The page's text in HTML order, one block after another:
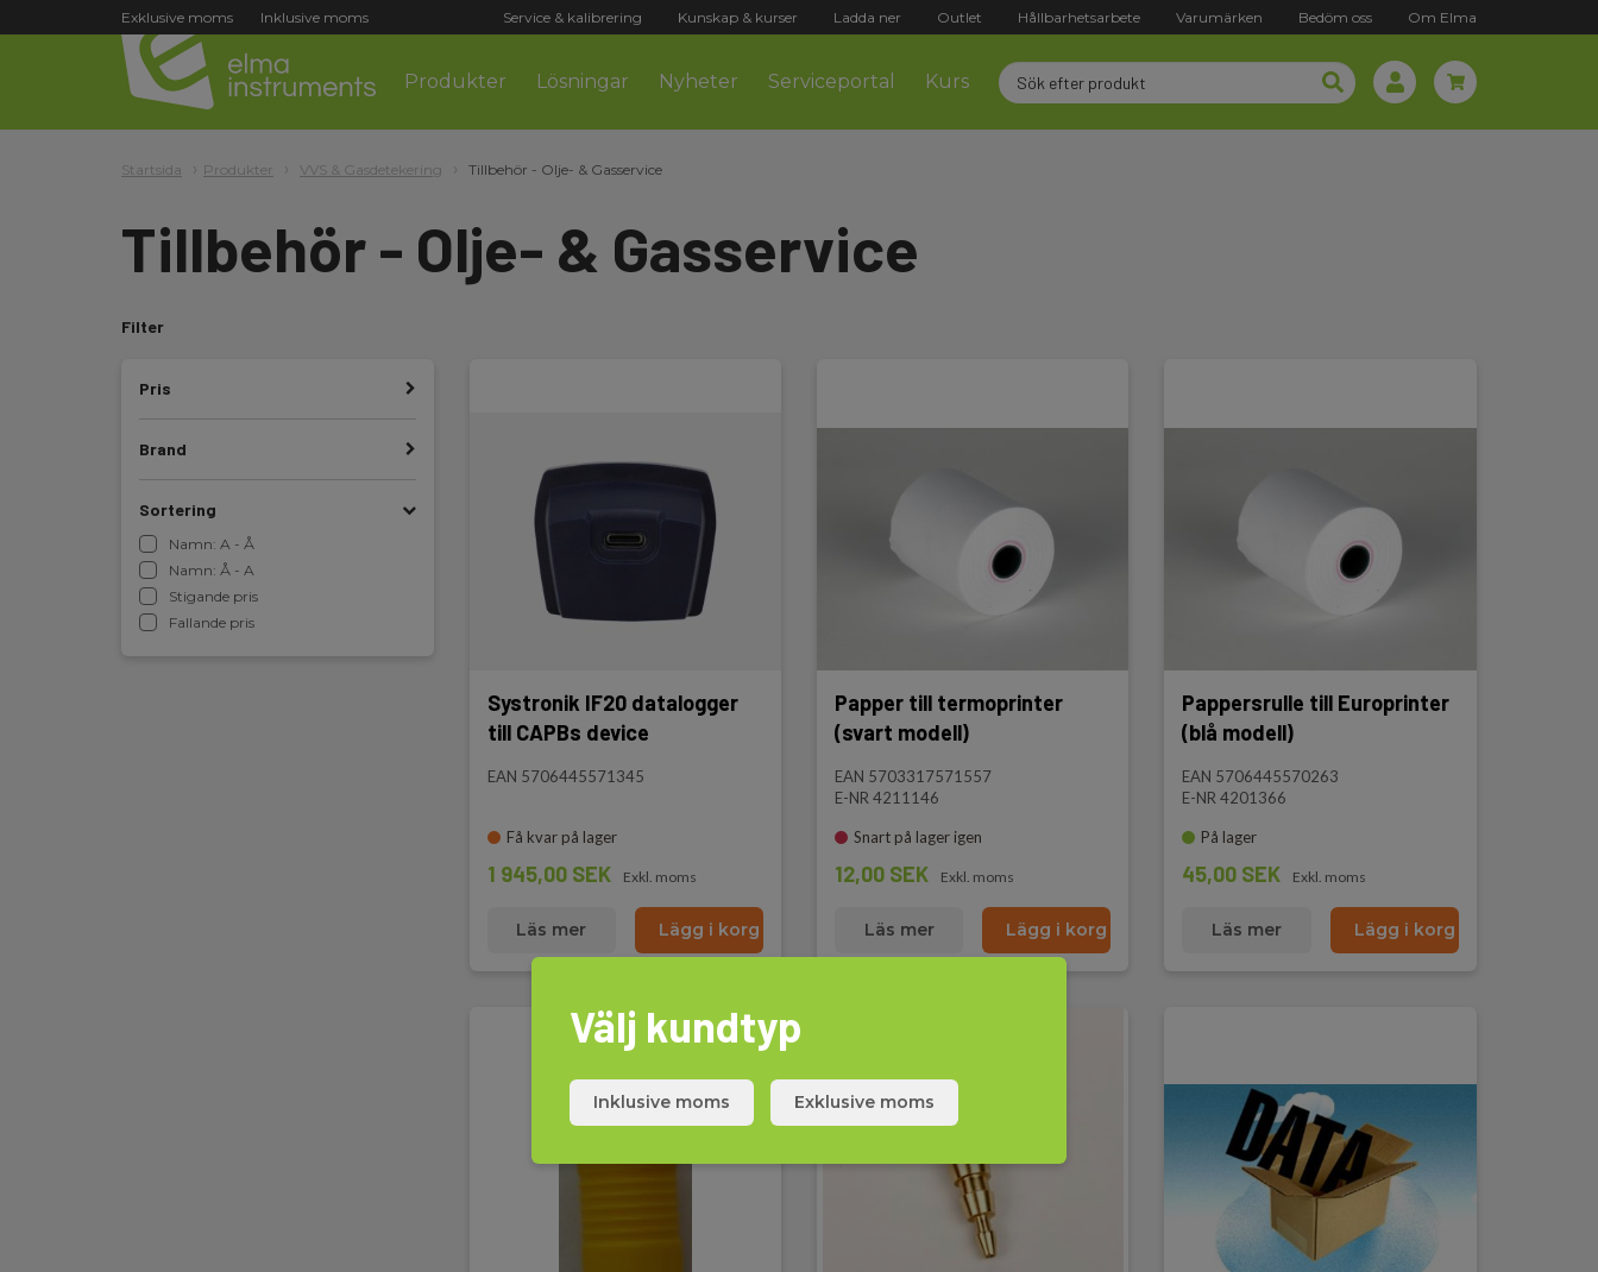
Exklusive moms Inklusive moms Service & kalibrering Kunskap & kurser Ladda ner Outlet Hållbarhetsarbete Varumärken Bedöm oss Om Elma
Produkter Lösningar Nyheter Serviceportal Kurs
Startsida Produkter VVS & Gasdetekering Tillbehör - Olje- & Gasservice
Tillbehör - Olje- & Gasservice
Filter
Pris
Brand
Sortering
Namn: A - Å
Namn: Å - A
Stigande pris
Fallande pris
Systronik IF20 datalogger
till CAPBs device
EAN 5706445571345
Få kvar på lager
1 945,00 SEK Exkl. moms
Läs mer Lägg i korg
Papper till termoprinter
(svart modell)
EAN 5703317571557
E-NR 4211146
Snart på lager igen
12,00 SEK Exkl. moms
Läs mer Lägg i korg
Pappersrulle till Europrinter
(blå modell)
EAN 5706445570263
E-NR 4201366
På lager
45,00 SEK Exkl. moms
Läs mer Lägg i korg
Välj kundtyp
Inklusive moms Exklusive moms